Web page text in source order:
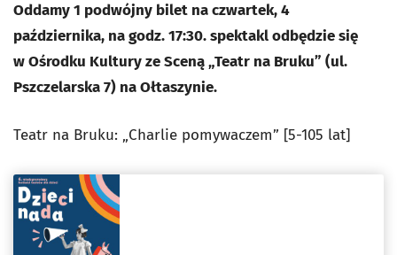
Oddamy 1 podwójny bilet na czwartek, 4
października, na godz. 17:30. spektakl odbędzie się
w Ośrodku Kultury ze Sceną „Teatr na Bruku” (ul.
Pszczelarska 7) na Ołtaszynie.
Teatr na Bruku: „Charlie pomywaczem” [5-105 lat]